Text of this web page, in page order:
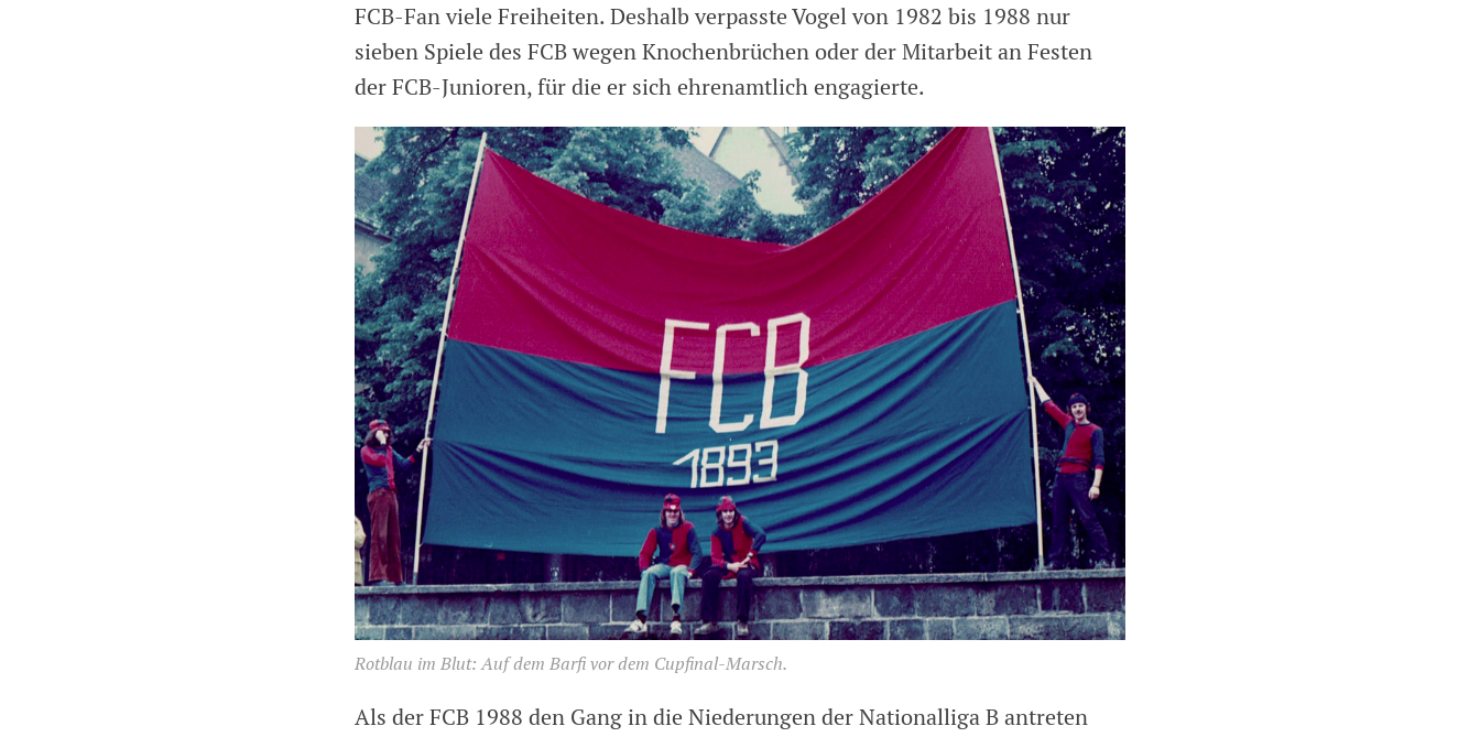
FCB-Fan viele Freiheiten. Deshalb verpasste Vogel von 1982 bis 1988 nur
sieben Spiele des FCB wegen Knochenbrüchen oder der Mitarbeit an Festen
der FCB-Junioren, für die er sich ehrenamtlich engagierte.
Rotblau im Blut: Auf dem Barfi vor dem Cupfinal-Marsch.
Als der FCB 1988 den Gang in die Niederungen der Nationalliga B antreten